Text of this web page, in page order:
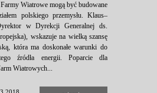
Wiatrowe mogą być budowane
polskiego przemysłu. Klaus–
w Dyrekcji Generalnej ds.
wskazuje na wielką szansę
która ma doskonałe warunki do
źródła energii. Poparcie dla
Wiatrowych...